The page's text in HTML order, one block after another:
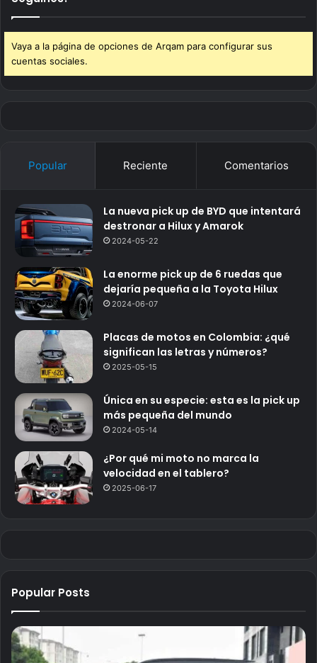
Vaya a la página de opciones de Arqam para configurar sus
cuentas sociales.
Popular Reciente Comentarios
La nueva pick up de BYD que intentará
destronar a Hilux y Amarok
2024-05-22
La enorme pick up de 6 ruedas que
dejaría pequeña a la Toyota Hilux
2024-06-07
Placas de motos en Colombia: ¿qué
significan las letras y números?
2025-05-15
Única en su especie: esta es la pick up
más pequeña del mundo
2024-05-14
¿Por qué mi moto no marca la
velocidad en el tablero?
2025-06-17
Popular Posts